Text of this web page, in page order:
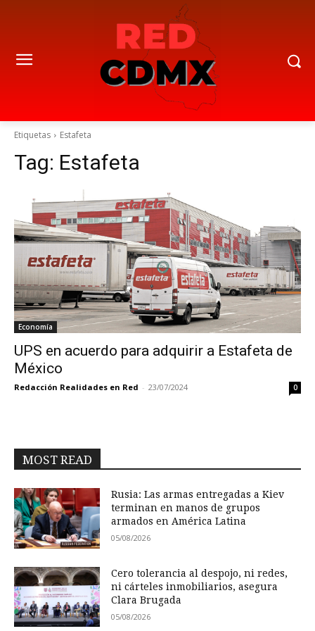
Etiquetas Estafeta
Tag: Estafeta
Economía
UPS en acuerdo para adquirir a Estafeta de
México
Redacción Realidades en Red - 23/07/2024 0
MOST READ
Rusia: Las armas entregadas a Kiev
terminan en manos de grupos
armados en América Latina
05/08/2026
Cero tolerancia al despojo, ni redes,
ni cárteles inmobiliarios, asegura
Clara Brugada
05/08/2026